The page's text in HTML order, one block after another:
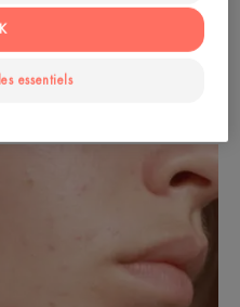
en effet savoir que
contribuent à
essentiels